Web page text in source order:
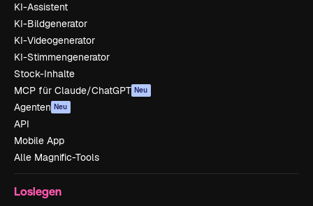
KI-Assistent
KI-Bildgenerator
KI-Videogenerator
KI-Stimmengenerator
Stock-Inhalte
MCP für Claude/ChatGPT Neu
Agenten Neu
API
Mobile App
Alle Magnific-Tools
Loslegen